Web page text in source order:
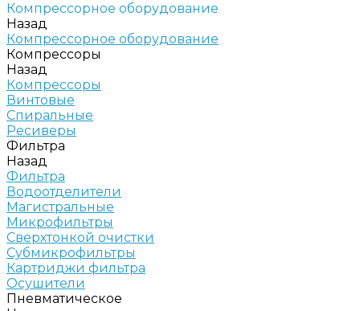
Компрессорное оборудование
Назад
Компрессорное оборудование
Компрессоры
Назад
Компрессоры
Винтовые
Спиральные
Ресиверы
Фильтра
Назад
Фильтра
Водоотделители
Магистральные
Микрофильтры
Сверхтонкой очистки
Субмикрофильтры
Картриджи фильтра
Осушители
Пневматическое